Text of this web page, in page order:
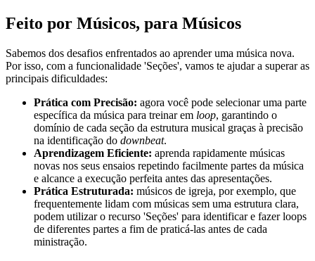
Feito por Músicos, para Músicos
Sabemos dos desafios enfrentados ao aprender uma música nova.
Por isso, com a funcionalidade 'Seções', vamos te ajudar a superar as
principais dificuldades:
Prática com Precisão: agora você pode selecionar uma parte
específica da música para treinar em loop, garantindo o
domínio de cada seção da estrutura musical graças à precisão
na identificação do downbeat.
Aprendizagem Eficiente: aprenda rapidamente músicas
novas nos seus ensaios repetindo facilmente partes da música
e alcance a execução perfeita antes das apresentações.
Prática Estruturada: músicos de igreja, por exemplo, que
frequentemente lidam com músicas sem uma estrutura clara,
podem utilizar o recurso 'Seções' para identificar e fazer loops
de diferentes partes a fim de praticá-las antes de cada
ministração.